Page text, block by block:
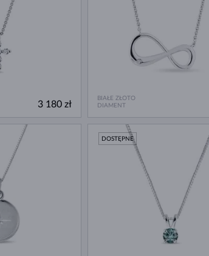
3 180 zł
BIAŁE ZŁOTO
DIAMENT
DOSTĘPNE